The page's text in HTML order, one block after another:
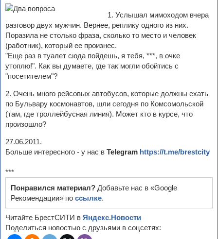
1. Услышал мимоходом вчера
разговор двух мужчин. Вернее, реплику одного из них.
Поразила не столько фраза, сколько то место и человек
(работник), который ее произнес.
"Еще раз в туалет сюда пойдешь, я тебя, ***, в очке
утоплю!". Как вы думаете, где так могли обойтись с
"посетителем"?
2. Очень много рейсовых автобусов, которые должны ехать
по Бульвару космонавтов, шли сегодня по Комсомольской
(там, где троллейбусная линия). Может кто в курсе, что
произошло?
27.06.2011.
Больше интересного - у нас в Telegram https://t.me/brestcity
***
Понравился материал? Добавьте нас в «Google
Рекомендации» по ссылке.
Читайте БрестСИТИ в Яндекс.Новости
Поделиться новостью с друзьями в соцсетях: